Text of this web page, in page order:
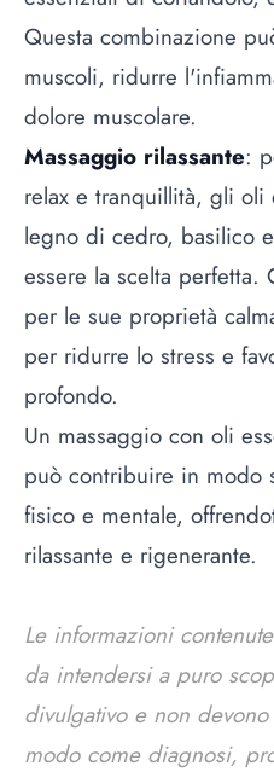
Questa combinazione
muscoli, ridurre
dolore muscolare.
Massaggio rilassante:
relax e tranquillità, gli oli
legno di cedro, basilico
essere la scelta perfetta.
per le sue proprietà
per ridurre lo stress e
profondo.
Un massaggio con oli
può contribuire in modo
fisico e mentale,
rilassante e rigenerante.
Le informazioni
da intendersi a puro
divulgativo e non
modo come diagnosi,